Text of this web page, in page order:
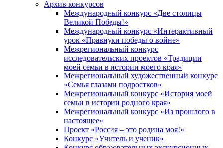
Архив конкурсов
Международный конкурс «Две столицы
Великой Победы!»
Международный конкурс «Интерактивный
урок «Правнуки победы о войне»
Межрегиональный конкурс
исследовательских проектов «Традиции
моей семьи в истории моего края»
Межрегиональный художественный конкурс
«Семья глазами подростков»
Межрегиональный конкурс «История моей
семьи в истории родного края»
Межрегиональный конкурс «Из прошлого в
настоящее»
Проект «Россия – это родина моя!»
Конкурс «Учитель и ученик»